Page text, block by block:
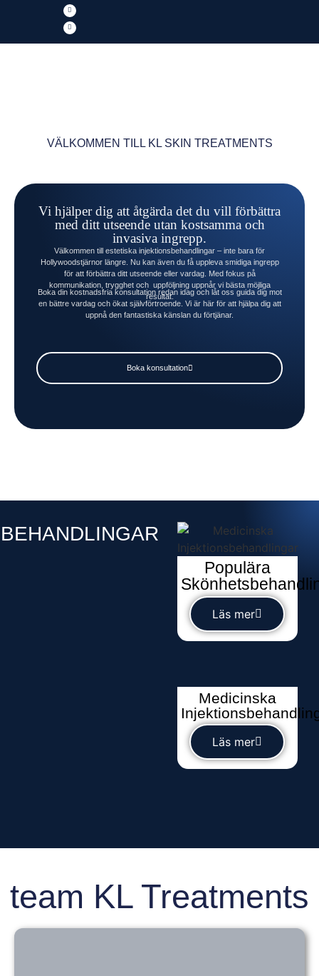
VÄLKOMMEN TILL KL SKIN TREATMENTS
Vi hjälper dig att åtgärda det du vill förbättra
med ditt utseende utan kostsamma och
invasiva ingrepp.
Välkommen till estetiska injektionsbehandlingar – inte bara för
Hollywoodstjärnor längre. Nu kan även du få uppleva smidiga ingrepp
för att förbättra ditt utseende eller vardag. Med fokus på
kommunikation, trygghet och uppföljning uppnår vi bästa möjliga
resultat.
Boka din kostnadsfria konsultation redan idag och låt oss guida dig mot
en bättre vardag och ökat självförtroende. Vi är här för att hjälpa dig att
uppnå den fantastiska känslan du förtjänar.
Boka konsultation
BEHANDLINGAR​
Populära
Läs mer
Medicinska
Läs mer
team KL Treatments